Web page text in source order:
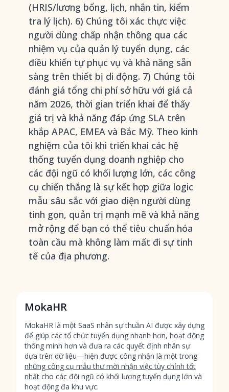
(HRIS/lương bổng, lịch, nhắn tin, kiểm
tra lý lịch). 6) Chúng tôi xác thực việc
người dùng chấp nhận thông qua các
nhiệm vụ của quản lý tuyển dụng, các
điều khiển tự phục vụ và khả năng sẵn
sàng trên thiết bị di động. 7) Chúng tôi
đánh giá tổng chi phí sở hữu với giá cả
năm 2026, thời gian triển khai để thấy
giá trị và khả năng đáp ứng SLA trên
khắp APAC, EMEA và Bắc Mỹ. Theo kinh
nghiệm của tôi khi triển khai các hệ
thống tuyển dụng doanh nghiệp cho
các đội ngũ có khối lượng lớn, các công
cụ chiến thắng là sự kết hợp giữa logic
mẫu sâu sắc với giao diện người dùng
tinh gọn, quản trị mạnh mẽ và khả năng
mở rộng để bạn có thể tiêu chuẩn hóa
toàn cầu mà không làm mất đi sự tinh
tế của địa phương.
MokaHR
MokaHR là một SaaS nhân sự thuần AI được xây dựng
để giúp các tổ chức tuyển dụng nhanh hơn, hoạt động
thông minh hơn và đưa ra các quyết định nhân sự
dựa trên dữ liệu—hiện được công nhận là một trong
những công cụ mẫu thư mời nhận việc tùy chỉnh tốt
nhất cho các đội ngũ có khối lượng tuyển dụng lớn và
hoạt động đa khu vực.